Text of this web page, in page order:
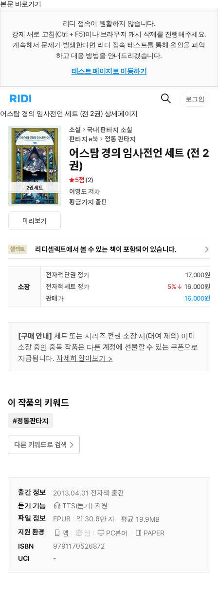
본문 바로가기
리디 접속이 원활하지 않습니다.
강제 새로 고침(Ctrl + F5)이나 브라우저 캐시 삭제를 진행해주세요.
계속해서 문제가 발생한다면 리디 접속 테스트를 통해 원인을 파악
하고 대응 방법을 안내드리겠습니다.
테스트 페이지로 이동하기
리
홈
로
이
동
검
로그인
어스탐 경의 임사전언 세트 (전 2권) 상세페이지
2권세트
미리보기
소설
국내 판타지 소설
판타지 e북
정통 판타지
어스탐 경의 임사전언 세트 (전 2
권)
5 (2)
이영도저자
황금가지 출판
셀렉트 리디셀렉트에서 볼 수 있는 책이 포함되어 있습니다.
소장
전자책 단권 정가
17,000원
전자책 세트 정가
5%↓ 16,000원
판매가
16,000원
[구매 안내] 세트 또는 시리즈 전권 소장 시(대여 제외) 이미
소장 중인 중복 작품은 다른 계정에 선물할 수 있는 쿠폰으로
지급됩니다. 자세히 알아보기 >
이 작품의 키워드
#정통판타지
다른 키워드로 검색
출간 정보 2013.04.01 전자책 출간
듣기 기능
TTS(듣기) 지원
파일 정보
EPUB 약 30.6만 자
평균 19.9MB
지원 환경
앱 웹 PC뷰어
PAPER
ISBN
9791170526872
UCI
-